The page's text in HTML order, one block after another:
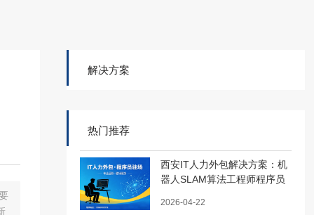
解决方案
热门推荐
西安IT人力外包解决方案：机
器人SLAM算法工程师程序员
搭建技术团队
2026-04-22